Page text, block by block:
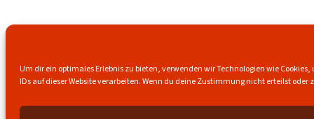
Um dir ein optimales Erlebnis zu bieten, verwenden wir Technologien wie
IDs auf dieser Website verarbeiten. Wenn du deine Zustimmung nicht erteilst